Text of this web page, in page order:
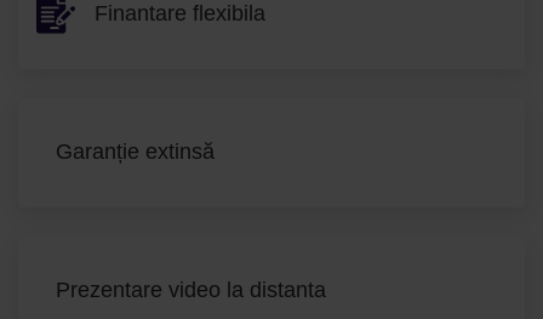
Finantare flexibila
Garanție extinsă
Prezentare video la distanta